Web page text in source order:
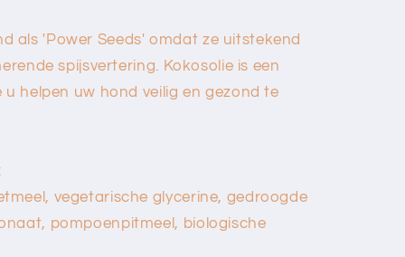
als 'Power Seeds' omdat ze uitstekend
spijsvertering. Kokosolie is een
helpen uw hond veilig en gezond te
vegetarische glycerine, gedroogde
pompoenpitmeel, biologische